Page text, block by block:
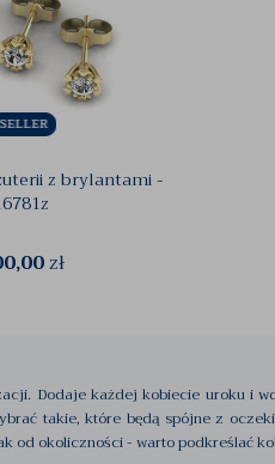
z brylantami -
zł
Dodaje każdej kobiecie uroku i
takie, które będą spójne z
od okoliczności - warto podkreślać